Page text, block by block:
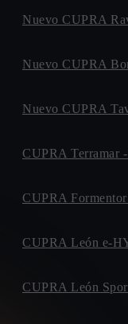
Nuevo CUPRA
Nuevo CUPRA
Nuevo CUPRA
CUPRA Terramar
CUPRA
CUPRA León e-
CUPRA León